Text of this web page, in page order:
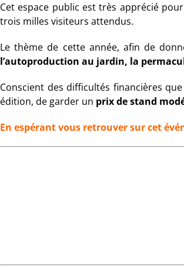
Cet espace public est très apprécié
trois milles visiteurs attendus.
Le thème de cette année, afin de
l’autoproduction au jardin, la
Conscient des difficultés financières
édition, de garder un prix de stand
En espérant vous retrouver sur cet